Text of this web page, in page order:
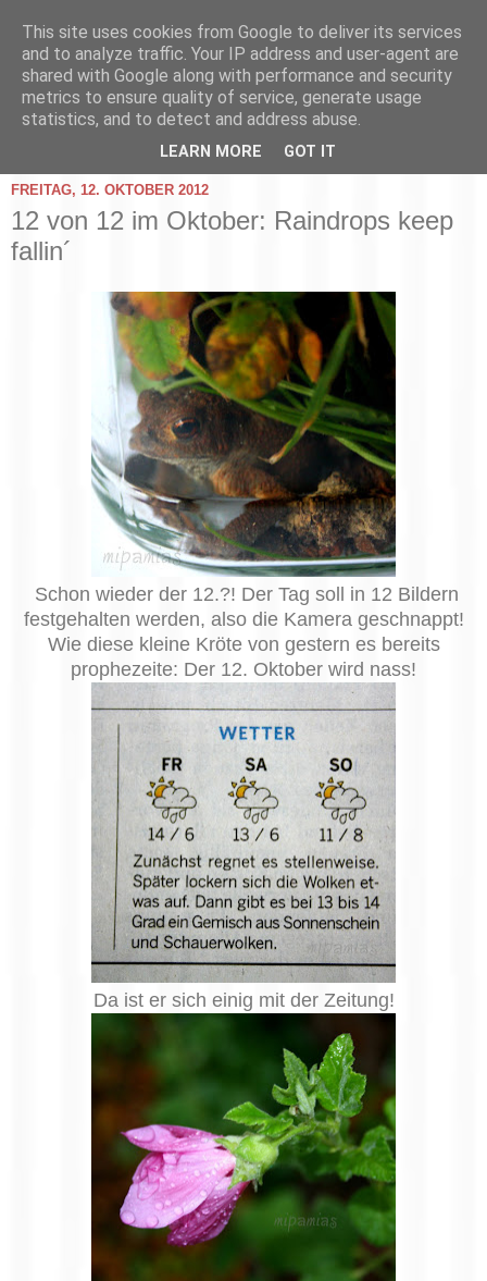
FREITAG, 12. OKTOBER 2012
12 von 12 im Oktober: Raindrops keep
fallin´
Schon wieder der 12.?! Der Tag soll in 12 Bildern
festgehalten werden, also die Kamera geschnappt!
Wie diese kleine Kröte von gestern es bereits
prophezeite: Der 12. Oktober wird nass!
Da ist er sich einig mit der Zeitung!
This site uses cookies from Google to deliver its services
and to analyze traffic. Your IP address and user-agent are
shared with Google along with performance and security
metrics to ensure quality of service, generate usage
statistics, and to detect and address abuse.
LEARN MORE GOT IT